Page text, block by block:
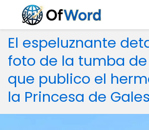
El espeluznante
foto de la tumba de
que publico el
la Princesa de